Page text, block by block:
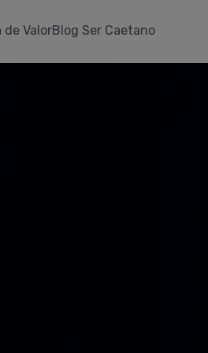
de ValorBlog Ser Caetano